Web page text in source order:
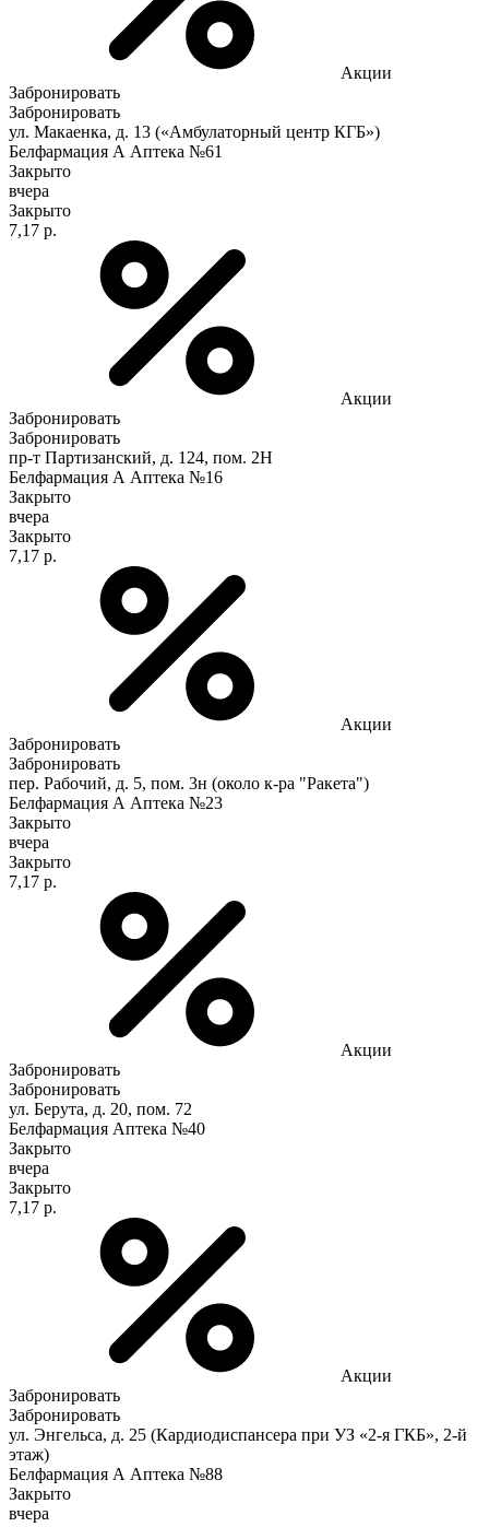
Акции
Забронировать
Забронировать
ул. Макаенка, д. 13 («Амбулаторный центр КГБ»)
Белфармация А Аптека №61
Закрыто
вчера
Закрыто
7,17 р.
Акции
Забронировать
Забронировать
пр-т Партизанский, д. 124, пом. 2Н
Белфармация А Аптека №16
Закрыто
вчера
Закрыто
7,17 р.
Акции
Забронировать
Забронировать
пер. Рабочий, д. 5, пом. 3н (около к-ра "Ракета")
Белфармация А Аптека №23
Закрыто
вчера
Закрыто
7,17 р.
Акции
Забронировать
Забронировать
ул. Берута, д. 20, пом. 72
Белфармация Аптека №40
Закрыто
вчера
Закрыто
7,17 р.
Акции
Забронировать
Забронировать
ул. Энгельса, д. 25 (Кардиодиспансера при УЗ «2-я ГКБ», 2-й
этаж)
Белфармация А Аптека №88
Закрыто
вчера